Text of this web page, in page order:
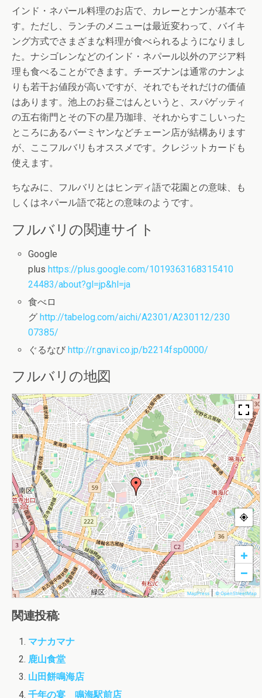
インド・ネパール料理のお店で、カレーとナンが基本で
す。ただし、ランチのメニューは最近変わって、バイキ
ング方式でさまざまな料理が食べられるようになりまし
た。ナシゴレンなどのインド・ネパール以外のアジア料
理も食べることができます。チーズナンは通常のナンよ
りも若干お値段が高いですが、それでもそれだけの価値
はあります。池上のお昼ごはんというと、スパゲッティ
の五右衛門とその下の星乃珈琲、それからすこしいった
ところにあるバーミヤンなどチェーン店が結構あります
が、ここフルバリもオススメです。クレジットカードも
使えます。
ちなみに、フルバリとはヒンディ語で花園との意味、も
しくはネパール語で花との意味のようです。
フルバリの関連サイト
Google
plushttps://plus.google.com/1019363168315410
24483/about?gl=jp&hl=ja
食べロ
グhttp://tabelog.com/aichi/A2301/A230112/230
07385/
ぐるなびhttp://r.gnavi.co.jp/b2214fsp0000/
フルバリの地図
+
−
MapPress © OpenStreetMap
関連投稿:
マナカマナ
鹿山食堂
山田餅鳴海店
千年の宴 鳴海駅前店